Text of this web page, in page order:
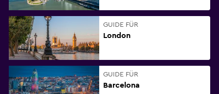
GUIDE FÜR
London
GUIDE FÜR
Barcelona